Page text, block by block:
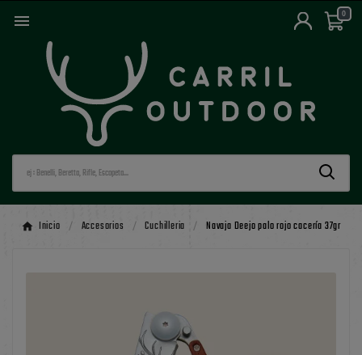
 0
Inicio Accesorios Cuchilleria Navaja Deejo palo rojo cacería 37gr